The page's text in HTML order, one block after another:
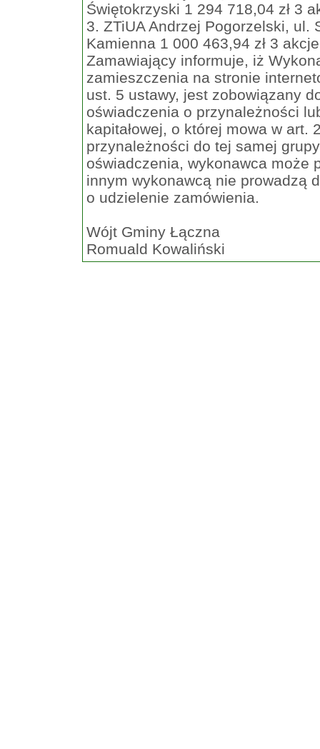
Świętokrzyski 1 294 718,04 zł 3
3. ZTiUA Andrzej Pogorzelski, ul.
Kamienna 1 000 463,94 zł 3
Zamawiający informuje, iż
zamieszczenia na stronie
ust. 5 ustawy, jest zobowiązany
oświadczenia o przynależności
kapitałowej, o której mowa w art.
przynależności do tej samej
oświadczenia, wykonawca może
innym wykonawcą nie prowadzą
o udzielenie zamówienia.
Wójt Gminy Łączna
Romuald Kowaliński